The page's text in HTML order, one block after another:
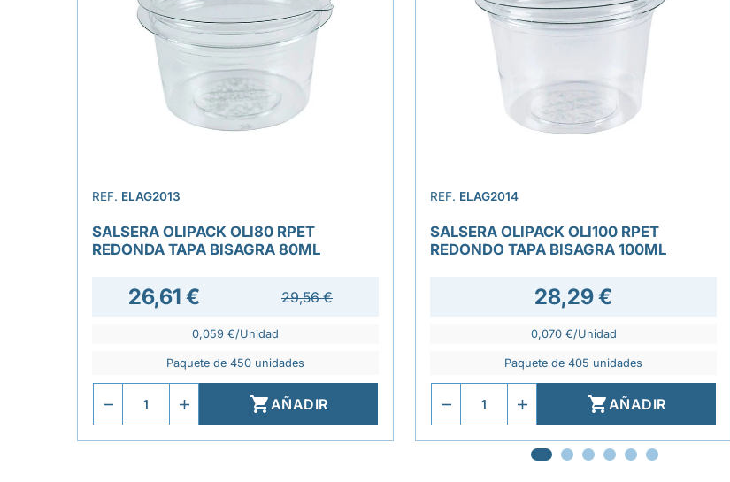
REF. ELAG2013
SALSERA OLIPACK OLI80 RPET
REDONDA TAPA BISAGRA 80ML
26,61 € 29,56 €
0,059 €/Unidad
Paquete de 450 unidades
AÑADIR
REF. ELAG2014
SALSERA OLIPACK OLI100 RPET
REDONDO TAPA BISAGRA 100ML
28,29 €
0,070 €/Unidad
Paquete de 405 unidades
AÑADIR